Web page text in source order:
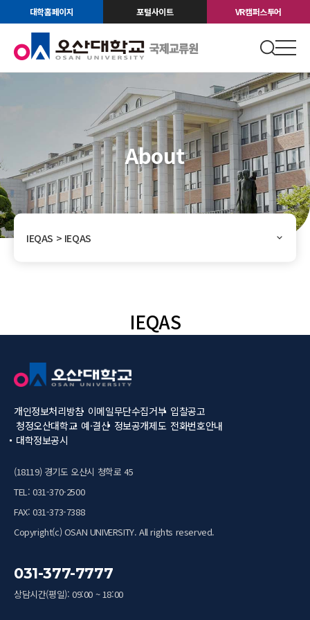
대학홈페이지 포털사이트 VR캠퍼스투어
About
IEQAS > IEQAS
IEQAS
개인정보처리방침 이메일무단수집거부 입찰공고
청정오산대학교 예·결산 정보공개제도 전화번호안내
대학정보공시
(18119) 경기도 오산시 청학로 45
TEL: 031-370-2500
FAX: 031-373-7388
Copyright(c) OSAN UNIVERSITY. All rights reserved.
031-377-7777
상담시간(평일): 09:00 ~ 18:00